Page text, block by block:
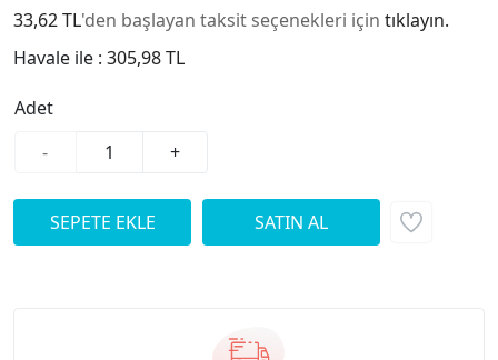
33,62 TL'den başlayan taksit seçenekleri için tıklayın.
Havale ile : 305,98 TL
Adet
-
+